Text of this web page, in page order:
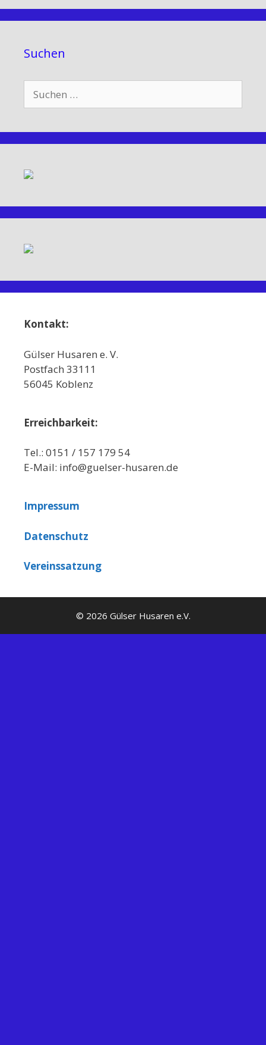
Suchen
nach:
Kontakt:
Gülser Husaren e. V.
Postfach 33111
56045 Koblenz
Erreichbarkeit:
Tel.: 0151 / 157 179 54
E-Mail: info@guelser-husaren.de
Impressum
Datenschutz
Vereinssatzung
© 2026 Gülser Husaren e.V.